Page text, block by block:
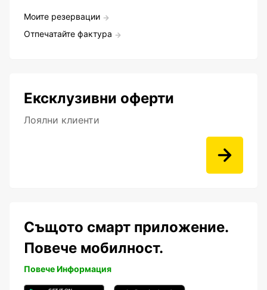
Моите резервации
Отпечатайте фактура
Ексклузивни оферти
Лоялни клиенти
Същото смарт приложение.
Повече мобилност.
Повече Информация